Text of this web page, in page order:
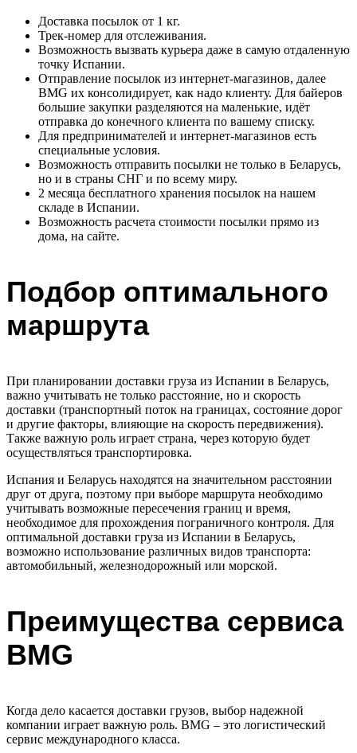
Доставка посылок от 1 кг.
Трек-номер для отслеживания.
Возможность вызвать курьера даже в самую отдаленную
точку Испании.
Отправление посылок из интернет-магазинов, далее
BMG их консолидирует, как надо клиенту. Для байеров
большие закупки разделяются на маленькие, идёт
отправка до конечного клиента по вашему списку.
Для предпринимателей и интернет-магазинов есть
специальные условия.
Возможность отправить посылки не только в Беларусь,
но и в страны СНГ и по всему миру.
2 месяца бесплатного хранения посылок на нашем
складе в Испании.
Возможность расчета стоимости посылки прямо из
дома, на сайте.
Подбор оптимального
маршрута
При планировании доставки груза из Испании в Беларусь,
важно учитывать не только расстояние, но и скорость
доставки (транспортный поток на границах, состояние дорог
и другие факторы, влияющие на скорость передвижения).
Также важную роль играет страна, через которую будет
осуществляться транспортировка.
Испания и Беларусь находятся на значительном расстоянии
друг от друга, поэтому при выборе маршрута необходимо
учитывать возможные пересечения границ и время,
необходимое для прохождения пограничного контроля. Для
оптимальной доставки груза из Испании в Беларусь,
возможно использование различных видов транспорта:
автомобильный, железнодорожный или морской.
Преимущества сервиса
BMG
Когда дело касается доставки грузов, выбор надежной
компании играет важную роль. BMG – это логистический
сервис международного класса.